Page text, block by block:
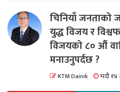
चिनियाँ जनताको
युद्ध विजय र
विजयको ८० औं
मनाउनुपर्दछ ?
KTM Dainik भदौ १४